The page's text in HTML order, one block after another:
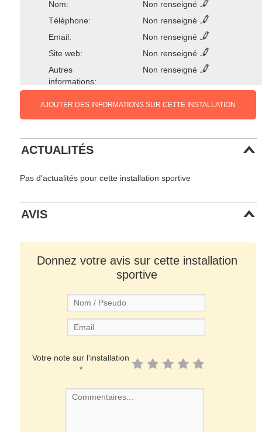
Nom:
Non renseigné
Téléphone:
Non renseigné
Email:
Non renseigné
Site web:
Non renseigné
Autres
informations:
Non renseigné
AJOUTER DES INFORMATIONS SUR CETTE INSTALLATION
ACTUALITÉS
Pas d'actualités pour cette installation sportive
AVIS
Donnez votre avis sur cette installation
sportive
Votre note sur l'installation
*